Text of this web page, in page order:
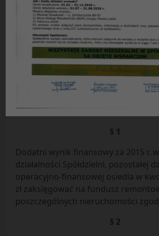
UCHWAŁA NR 14/07/
Rady Przedstawicieli Nieruchomości
Spółdzielni Mieszkaniowej „Czuby’ w
z dnia 14.07.2016 r.
Działając na podstawie § 103b
następuje:
§ 1
Dodatni wynik finansowy za 2015 r.
działalności Spółdzielni, pozostałej
operacyjno-finansowej osiedla w
zł zaksięgować na fundusz
poszczególnych nieruchomości
§ 2